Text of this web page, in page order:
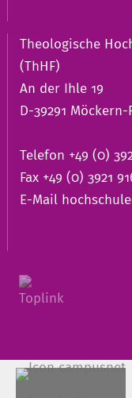
Theologische
(ThHF)
An der Ihle 19
D-39291
Telefon +49 (0)
Fax +49 (0) 3921
E-Mail